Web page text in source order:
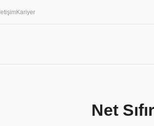
İletişim Kariyer
Net